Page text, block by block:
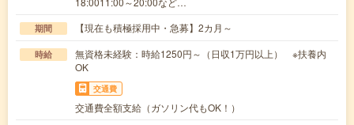
期間 【現在も積極採用中・急募】2カ月～
時給
無資格未経験：時給1250円～（日収1万円以上） ※扶養内
OK
交通費
交通費全額支給（ガソリン代もOK！）